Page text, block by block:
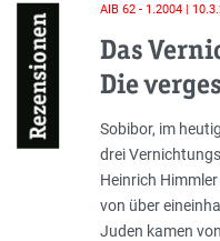
Rezensionen
AIB 62 - 1.2004 |
Das
Die
Einleitung
Sobibor, im
drei
Heinrich
von über
Juden kamen